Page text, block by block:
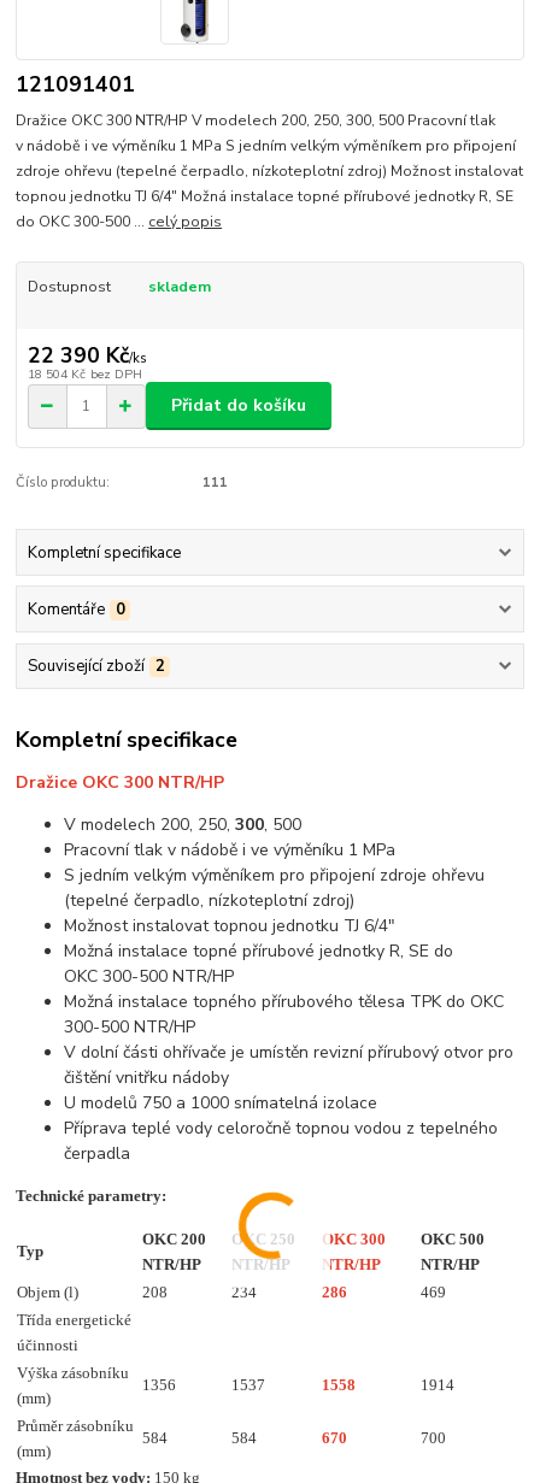
121091401
Dražice OKC 300 NTR/HP V modelech 200, 250, 300, 500 Pracovní tlak
v nádobě i ve výměníku 1 MPa S jedním velkým výměníkem pro připojení
zdroje ohřevu (tepelné čerpadlo, nízkoteplotní zdroj) Možnost instalovat
topnou jednotku TJ 6/4" Možná instalace topné přírubové jednotky R, SE
do OKC 300-500 ... celý popis
Dostupnost skladem
22 390 Kč/ks
18 504 Kč bez DPH
Přidat do košíku
Číslo produktu: 111
Kompletní specifikace
Komentáře 0
Související zboží 2
Kompletní specifikace
Dražice OKC 300 NTR/HP
V modelech 200, 250,300, 500
Pracovní tlak v nádobě i ve výměníku 1 MPa
S jedním velkým výměníkem pro připojení zdroje ohřevu
(tepelné čerpadlo, nízkoteplotní zdroj)
Možnost instalovat topnou jednotku TJ 6/4"
Možná instalace topné přírubové jednotky R, SE do
OKC 300-500 NTR/HP
Možná instalace topného přírubového tělesa TPK do OKC
300-500 NTR/HP
V dolní části ohřívače je umístěn revizní přírubový otvor pro
čištění vnitřku nádoby
U modelů 750 a 1000 snímatelná izolace
Příprava teplé vody celoročně topnou vodou z tepelného
čerpadla
Technické parametry:
Typ
OKC 200
NTR/HP
OKC 250
NTR/HP
OKC 300
NTR/HP
OKC 500
NTR/HP
Objem (l)
208 234 286
469
Třída energetické
účinnosti
Výška zásobníku
(mm)
1356 1537 1558 1914
Průměr zásobníku
(mm)
584 584 670 700
Hmotnost bez vody: 150 kg